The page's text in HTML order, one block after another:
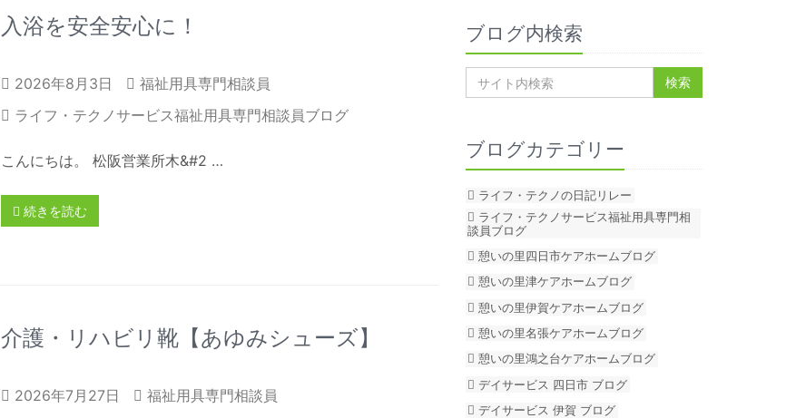
入浴を安全安心に！
2026年8月3日
福祉用具専門相談員
ライフ・テクノサービス福祉用具専門相談員ブログ
こんにちは。 松阪営業所木&#2 …
続きを読む
介護・リハビリ靴【あゆみシューズ】
2026年7月27日
福祉用具専門相談員
ブログ内検索
ブログカテゴリー
ライフ・テクノの日記リレー
ライフ・テクノサービス福祉用具専門相
談員ブログ
憩いの里四日市ケアホームブログ
憩いの里津ケアホームブログ
憩いの里伊賀ケアホームブログ
憩いの里名張ケアホームブログ
憩いの里鴻之台ケアホームブログ
デイサービス 四日市 ブログ
デイサービス 伊賀 ブログ